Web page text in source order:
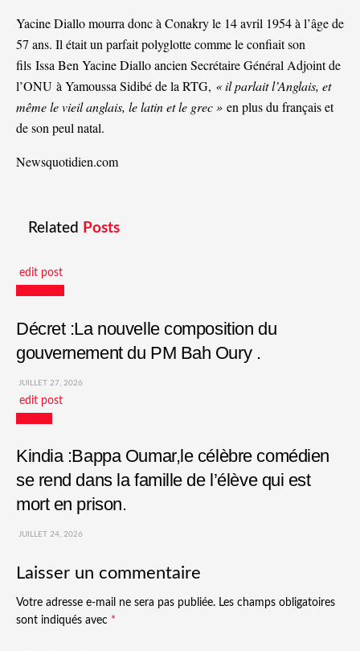
Yacine Diallo mourra donc à Conakry le 14 avril 1954 à l’âge de
57 ans. Il était un parfait polyglotte comme le confiait son
fils Issa Ben Yacine Diallo ancien Secrétaire Général Adjoint de
l’ONU à Yamoussa Sidibé de la RTG, « il parlait l’Anglais, et
même le vieil anglais, le latin et le grec » en plus du français et
de son peul natal.
Newsquotidien.com
Related Posts
edit post
Décret :La nouvelle composition du
gouvernement du PM Bah Oury .
JUILLET 27, 2026
edit post
Kindia :Bappa Oumar,le célèbre comédien
se rend dans la famille de l’élève qui est
mort en prison.
JUILLET 24, 2026
Laisser un commentaire
Votre adresse e-mail ne sera pas publiée. Les champs obligatoires
sont indiqués avec *